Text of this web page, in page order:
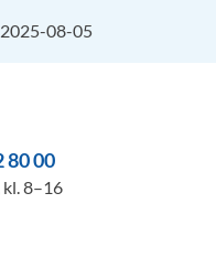
08-05
80 00
8–16